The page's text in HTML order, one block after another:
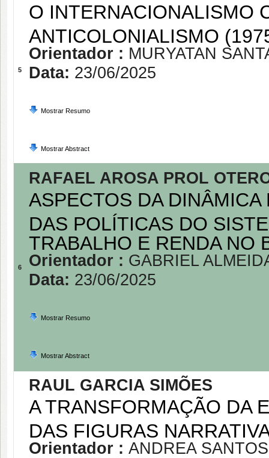
5
O INTERNACIONALISMO
ANTICOLONIALISMO
Orientador : MURYATAN
Data: 23/06/2025
Mostrar Resumo
Mostrar Abstract
6
RAFAEL AROSA PROL
ASPECTOS DA
DAS POLÍTICAS DO
TRABALHO E RENDA NO
Orientador : GABRIEL
Data: 23/06/2025
Mostrar Resumo
Mostrar Abstract
RAUL GARCIA SIMÕES
A TRANSFORMAÇÃO DA
DAS FIGURAS
Orientador : ANDREA